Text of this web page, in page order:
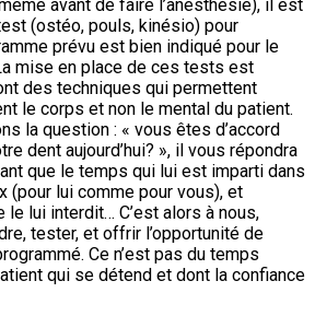
avant de faire l’anesthésie), il est
(ostéo, pouls, kinésio) pour
prévu est bien indiqué pour le
mise en place de ces tests est
des techniques qui permettent
le corps et non le mental du patient.
la question : « vous êtes d’accord
dent aujourd’hui? », il vous répondra
que le temps qui lui est imparti dans
(pour lui comme pour vous), et
le lui interdit… C’est alors à nous,
tester, et offrir l’opportunité de
Ce n’est pas du temps
qui se détend et dont la confiance